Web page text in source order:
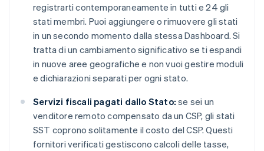
registrarti contemporaneamente in tutti e 24 gli
stati membri. Puoi aggiungere o rimuovere gli stati
in un secondo momento dalla stessa Dashboard. Si
tratta di un cambiamento significativo se ti espandi
in nuove aree geografiche e non vuoi gestire moduli
e dichiarazioni separati per ogni stato.
Servizi fiscali pagati dallo Stato: se sei un
venditore remoto compensato da un CSP, gli stati
SST coprono solitamente il costo del CSP. Questi
fornitori verificati gestiscono calcoli delle tasse,